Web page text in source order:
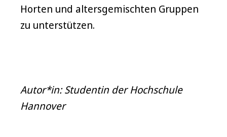
Horten und altersgemischten Gruppen
zu unterstützen.
Autor*in: Studentin der Hochschule
Hannover